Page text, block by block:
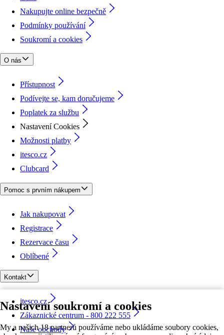
Nastavení soukromí a cookies
My a našich 18 partnerů používáme nebo ukládáme soubory cookies,
Nakupujte online bezpečně
Podmínky používání
Soukromí a cookies
O nás
Přístupnost
Podívejte se, kam doručujeme
Poplatek za službu
Nastavení Cookies
Možnosti platby
itesco.cz
Clubcard
Pomoc s prvním nákupem
Jak nakupovat
Registrace
Rezervace času
Oblíbené
Kontakt
itesco.cz
Zákaznické centrum - 800 222 555
Naše obchody